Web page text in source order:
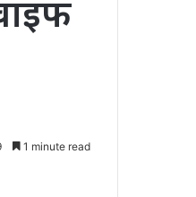
1 minute read